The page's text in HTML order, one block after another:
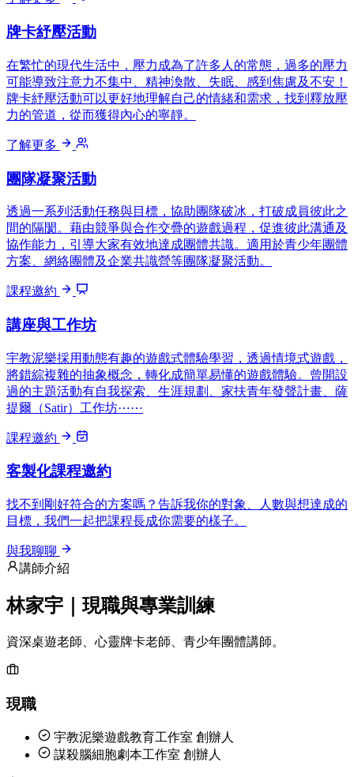
牌卡紓壓活動
在繁忙的現代生活中，壓力成為了許多人的常態，過多的壓力
可能導致注意力不集中、精神渙散、失眠、感到焦慮及不安！
牌卡紓壓活動可以更好地理解自己的情緒和需求，找到釋放壓
力的管道，從而獲得內心的寧靜。
了解更多
團隊凝聚活動
透過一系列活動任務與目標，協助團隊破冰，打破成員彼此之
間的隔閡。藉由競爭與合作交疊的遊戲過程，促進彼此溝通及
協作能力，引導大家有效地達成團體共識。適用於青少年團體
方案、網絡團體及企業共識營等團隊凝聚活動。
課程邀約
講座與工作坊
宇教泥樂採用動態有趣的遊戲式體驗學習，透過情境式遊戲，
將錯綜複雜的抽象概念，轉化成簡單易懂的遊戲體驗。曾開設
過的主題活動有自我探索、生涯規劃、家扶青年發聲計畫、薩
提爾（Satir）工作坊⋯⋯
課程邀約
客製化課程邀約
找不到剛好符合的方案嗎？告訴我你的對象、人數與想達成的
目標，我們一起把課程長成你需要的樣子。
與我聊聊
講師介紹
林家宇｜現職與專業訓練
資深桌遊老師、心靈牌卡老師、青少年團體講師。
現職
宇教泥樂遊戲教育工作室 創辦人
謀殺腦細胞劇本工作室 創辦人